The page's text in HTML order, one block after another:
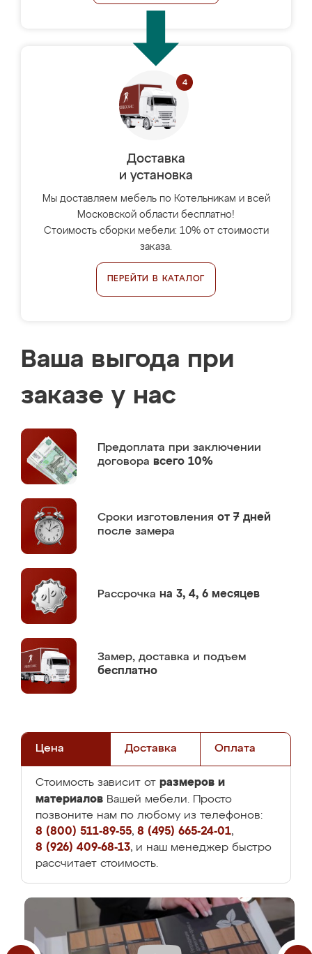
Доставка
и установка
Мы доставляем мебель по Котельникам и всей
Московской области бесплатно!
Стоимость сборки мебели: 10% от стоимости
заказа.
ПЕРЕЙТИ В КАТАЛОГ
Ваша выгода при
заказе у нас
Предоплата при заключении
договора всего 10%
Сроки изготовления от 7 дней
после замера
Рассрочка на 3, 4, 6 месяцев
Замер, доставка и подъем
бесплатно
Цена Доставка Оплата
Стоимость зависит от размеров и
материалов Вашей мебели. Просто
позвоните нам по любому из телефонов:
8 (800) 511-89-55, 8 (495) 665-24-01,
8 (926) 409-68-13, и наш менеджер быстро
рассчитает стоимость.